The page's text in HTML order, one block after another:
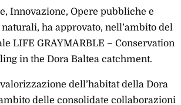
Innovazione, Opere pubbliche e
ha approvato, nell’ambito del
LIFE GRAYMARBLE – Conservation
in the Dora Baltea catchment.
dell’habitat della Dora
delle consolidate collaborazioni